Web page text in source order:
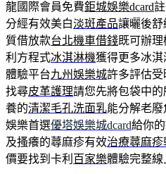
龍國際會員免費鉅城娛樂dcard
分經有效美白淡斑產品讓曬後舒
質借放款台北機車借錢既可辦
利方程式冰淇淋機獲得更多冰
體驗平台九州娛樂城許多評估
找尋皮革護理請您先將包袋中
養的清潔毛孔洗面乳能分解老
娛樂首選優塔娛樂城dcard給你
及搔癢的蕁麻疹有效治療蕁麻疹
價要找到卡利 百家樂體驗完整線